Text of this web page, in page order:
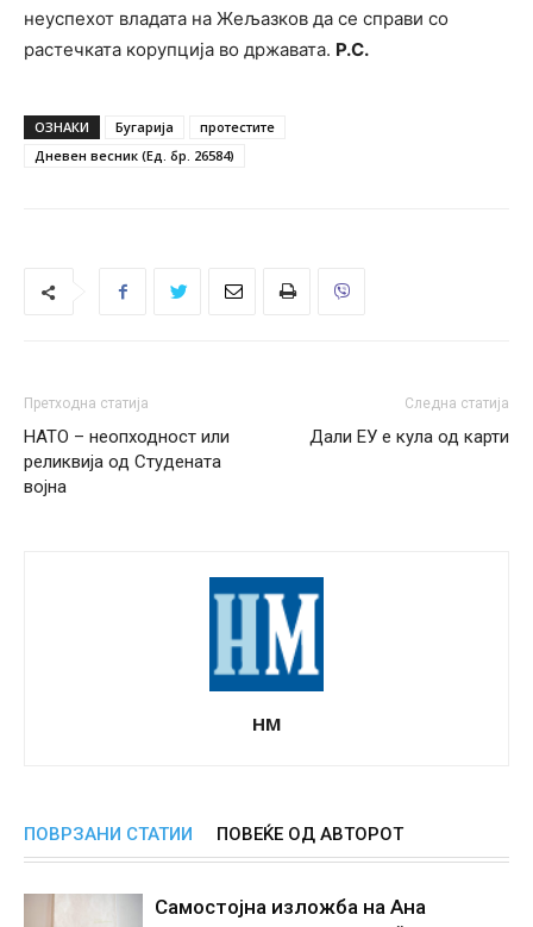
неуспехот владата на Жељазков да се справи со
растечката корупција во државата. Р.С.
ОЗНАКИ Бугарија
протестите
Дневен весник (Ед. бр. 26584)
Претходна статија
НАТО – неопходност или
реликвија од Студената
војна
Следна статија
Дали ЕУ е кула од карти
НМ
ПОВРЗАНИ СТАТИИ ПОВЕЌЕ ОД АВТОРОТ
Самостојна изложба на Ана